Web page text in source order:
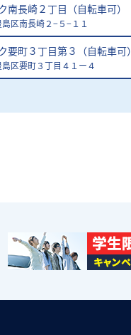
南長崎２丁目（自転車可）
区南長崎２−５−１１
要町３丁目第３（自転車可）
区要町３丁目４１ー４